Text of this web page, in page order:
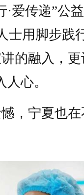
·爱传递”公
士用脚步践
的融入，更
心。
，宁夏也在